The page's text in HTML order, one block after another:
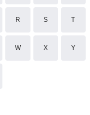
R S T
W X Y